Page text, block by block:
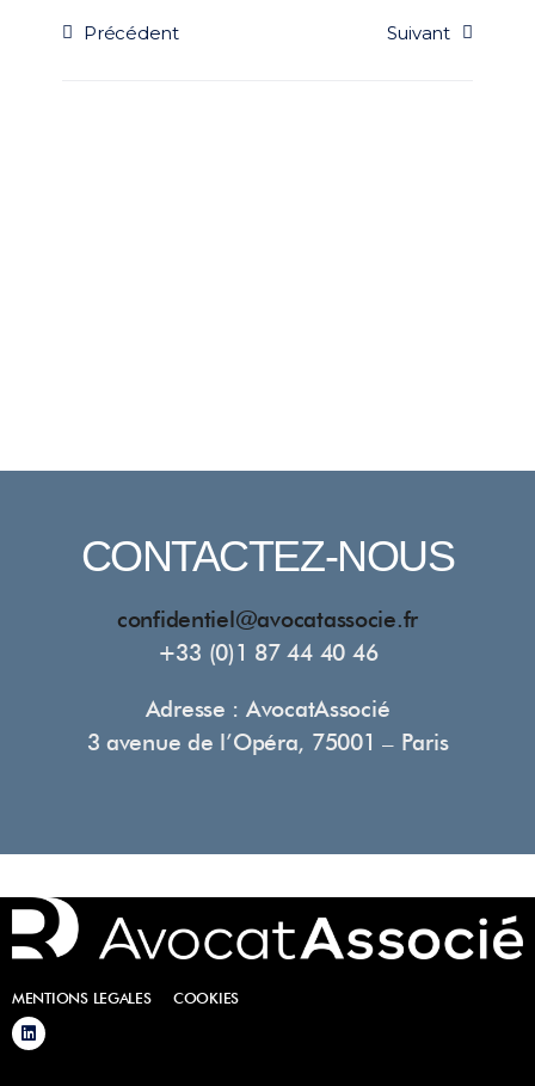
Précédent Suivant
CONTACTEZ-NOUS
confidentiel@avocatassocie.fr
+33 (0)1 87 44 40 46
Adresse : AvocatAssocié
3 avenue de l’Opéra, 75001 – Paris
MENTIONS LEGALES– COOKIES